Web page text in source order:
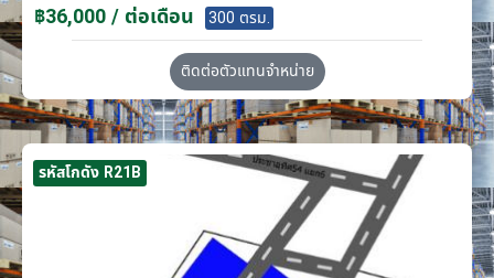
฿36,000 / ต่อเดือน 300 ตรม.
ติดต่อตัวแทนจำหน่าย
รหัสโกดัง R21B